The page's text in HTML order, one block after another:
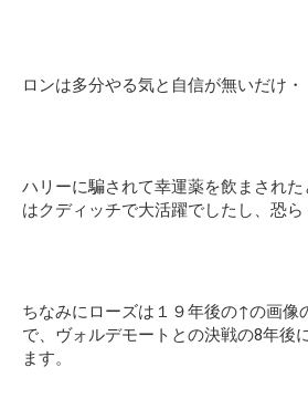
ロンは多分やる気と自信が無いだけ・
ハリーに騙されて幸運薬を飲まされ
はクディッチで大活躍でしたし、恐ら
ちなみにローズは１９年後の↑の画像
で、ヴォルデモートとの決戦の8年後
ます。